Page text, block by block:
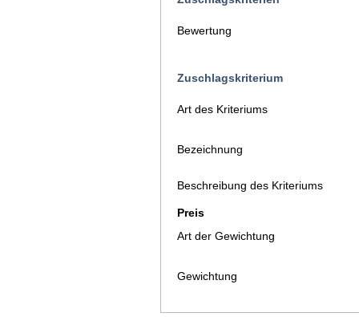
Bewertung
Zuschlagskriterium
Art des Kriteriums
Bezeichnung
Beschreibung des Kriteriums
Preis
Art der Gewichtung
Gewichtung